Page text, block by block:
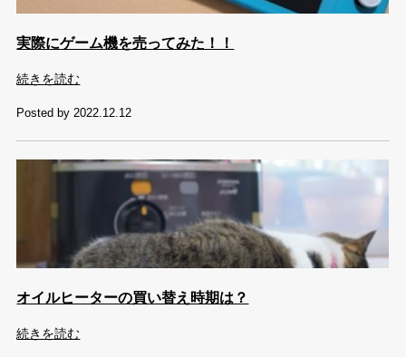
実際にゲーム機を売ってみた！！
続きを読む
Posted by 2022.12.12
オイルヒーターの買い替え時期は？
続きを読む